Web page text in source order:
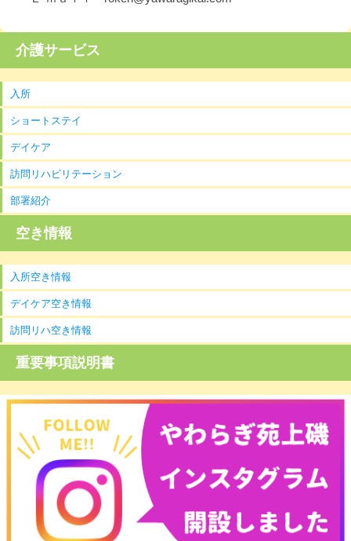
介護サービス
入所
ショートステイ
デイケア
訪問リハビリテーション
部署紹介
空き情報
入所空き情報
デイケア空き情報
訪問リハ空き情報
重要事項説明書